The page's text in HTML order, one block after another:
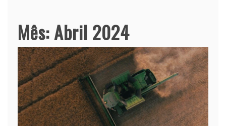
Mês:Abril 2024